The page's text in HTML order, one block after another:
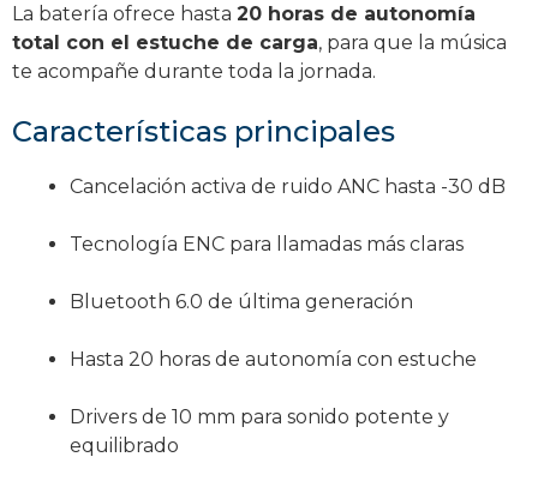
La batería ofrece hasta 20 horas de autonomía
total con el estuche de carga, para que la música
te acompañe durante toda la jornada.
Características principales
Cancelación activa de ruido ANC hasta -30 dB
Tecnología ENC para llamadas más claras
Bluetooth 6.0 de última generación
Hasta 20 horas de autonomía con estuche
Drivers de 10 mm para sonido potente y
equilibrado